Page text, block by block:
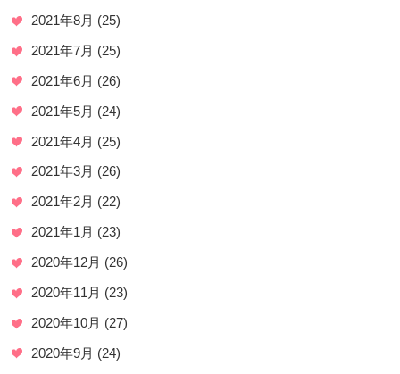
2021年8月 (25)
2021年7月 (25)
2021年6月 (26)
2021年5月 (24)
2021年4月 (25)
2021年3月 (26)
2021年2月 (22)
2021年1月 (23)
2020年12月 (26)
2020年11月 (23)
2020年10月 (27)
2020年9月 (24)